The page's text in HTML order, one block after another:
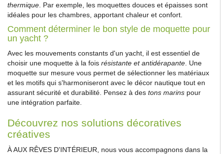
thermique . Par exemple, les moquettes douces et épaisses sont
idéales pour les chambres, apportant chaleur et confort.
Comment déterminer le bon style de moquette pour
un yacht ?
Avec les mouvements constants d'un yacht, il est essentiel de
choisir une moquette à la fois résistante et antidérapante . Une
moquette sur mesure vous permet de sélectionner les matériaux
et les motifs qui s'harmoniseront avec le décor nautique tout en
assurant sécurité et durabilité. Pensez à des tons marins pour
une intégration parfaite.
Découvrez nos solutions décoratives
créatives
À AUX RÊVES D'INTÉRIEUR, nous vous accompagnons dans la